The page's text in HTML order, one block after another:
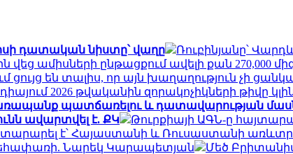
դատական նիստը՝ վաղը
Ռուբինյանը՝
վեց ամիսների ընթացքում ավելի քան
ցույց են տալիս, որ այն խաղաղություն չի
2026 թվականին զորակոչիկների թիվը
պատճառելու և դատավարության
ավարտվել է. ՔԿ
Թուրքիայի ԱԳՆ-ը
է՝ Հայաստանի և Ռուսաստանի
Վեհափառի. Նարեկ Կարապետյան
Մեծ